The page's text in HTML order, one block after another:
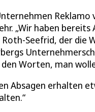
„Wir haben
Seefrid, der die
Worten, man
Absagen erhalten